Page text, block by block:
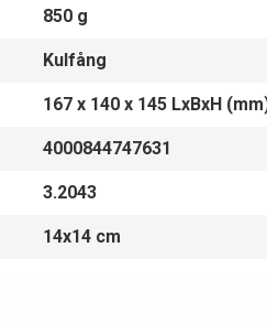
850 g
Kulfång
167 x 140 x 145 LxBxH
4000844747631
3.2043
14x14 cm